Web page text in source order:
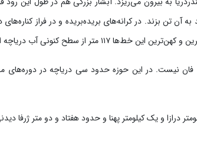
آن تن بزند. در کرانه‌های بریده‌بریده و در فراز
متر از سطح کنونی آب دریاچه ارتفاع دارد.
فان نیست. در این حوزه حدود سی دریاچه در
درازا و یک کیلومتر پهنا و حدود هفتاد و دو متر ژرفا